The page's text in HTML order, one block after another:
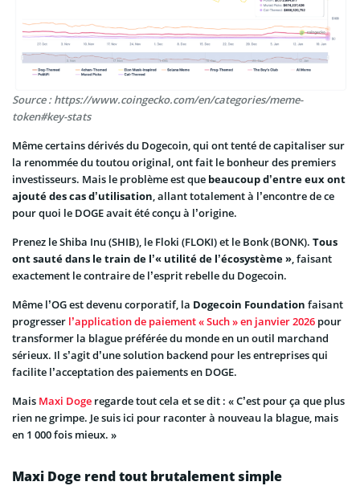
Source : https://www.coingecko.com/en/categories/meme-
token#key-stats
Même certains dérivés du Dogecoin, qui ont tenté de capitaliser sur
la renommée du toutou original, ont fait le bonheur des premiers
investisseurs. Mais le problème est que beaucoup d’entre eux ont
ajouté des cas d’utilisation, allant totalement à l’encontre de ce
pour quoi le DOGE avait été conçu à l’origine.
Prenez le Shiba Inu (SHIB), le Floki (FLOKI) et le Bonk (BONK). Tous
ont sauté dans le train de l’« utilité de l’écosystème », faisant
exactement le contraire de l’esprit rebelle du Dogecoin.
Même l’OG est devenu corporatif, la Dogecoin Foundation faisant
progresser l’application de paiement « Such » en janvier 2026 pour
transformer la blague préférée du monde en un outil marchand
sérieux. Il s’agit d’une solution backend pour les entreprises qui
facilite l’acceptation des paiements en DOGE.
Mais Maxi Doge regarde tout cela et se dit : « C’est pour ça que plus
rien ne grimpe. Je suis ici pour raconter à nouveau la blague, mais
en 1 000 fois mieux. »
Maxi Doge rend tout brutalement simple